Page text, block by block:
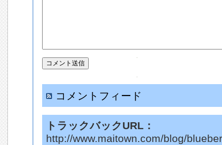
コメントフィード
トラックバックURL：
http://www.maitown.com/blog/